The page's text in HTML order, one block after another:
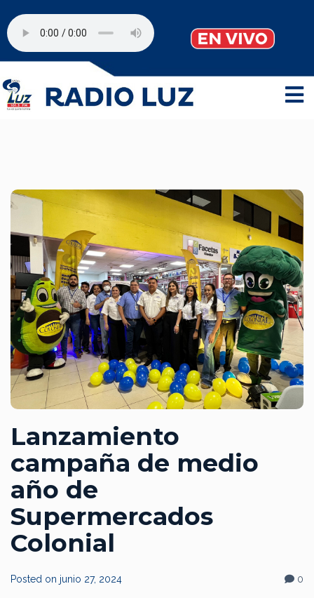
Lanzamiento
campaña de medio
año de
Supermercados
Colonial
Posted on junio 27, 2024 0